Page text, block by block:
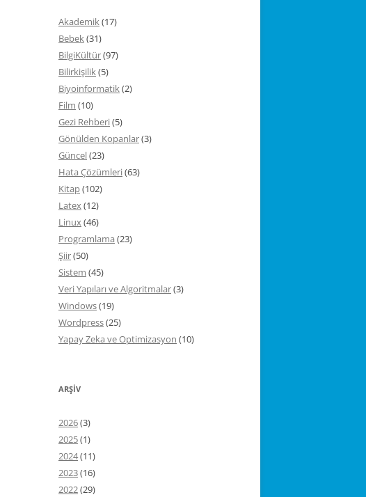
Akademik(17)
Bebek(31)
BilgiKültür(97)
Bilirkişilik(5)
Biyoinformatik(2)
Film (10)
Gezi Rehberi(5)
Gönülden Kopanlar(3)
Güncel(23)
Hata Çözümleri(63)
Kitap(102)
Latex(12)
Linux(46)
Programlama (23)
Şiir(50)
Sistem (45)
Veri Yapıları ve Algoritmalar(3)
Windows(19)
Wordpress(25)
Yapay Zeka ve Optimizasyon (10)
ARŞIV
2026(3)
2025(1)
2024(11)
2023(16)
2022(29)